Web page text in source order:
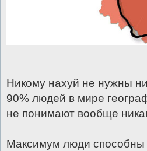
Никому нахуй не нужны
90% людей в мире
не понимают вообще
Максимум люди способны